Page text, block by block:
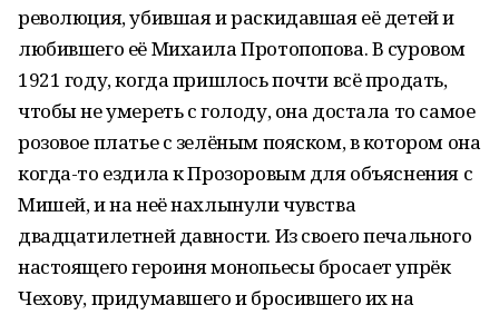
революция, убившая и раскидавшая её детей и
любившего её Михаила Протопопова. В суровом
1921 году, когда пришлось почти всё продать,
чтобы не умереть с голоду, она достала то самое
розовое платье с зелёным пояском, в котором она
когда-то ездила к Прозоровым для объяснения с
Мишей, и на неё нахлынули чувства
двадцатилетней давности. Из своего печального
настоящего героиня монопьесы бросает упрёк
Чехову, придумавшего и бросившего их на